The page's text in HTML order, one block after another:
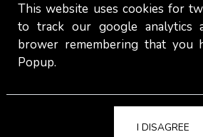
o inesistenti, quando le foto
irreali o non mostrano il volto
attenzione!
Google. Facendo l'uplaod di
è possibile scoprire
This website uses cookies for
to track our google analytics
brower remembering that you
Popup.
I DISAGREE